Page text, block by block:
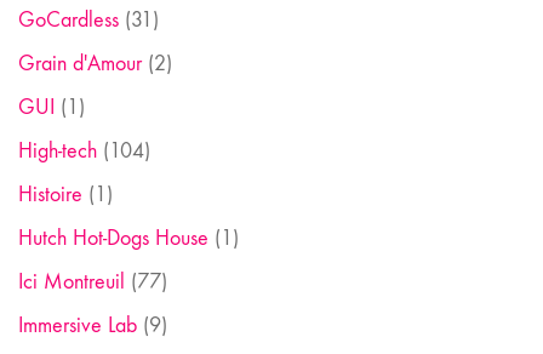
GoCardless (31)
Grain d'Amour(2)
GUI (1)
High-tech (104)
Histoire (1)
Hutch Hot-Dogs House (1)
Ici Montreuil (77)
Immersive Lab (9)